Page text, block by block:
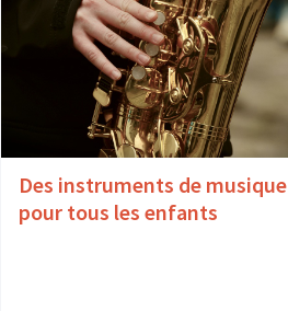
Des instruments de musique
pour tous les enfants